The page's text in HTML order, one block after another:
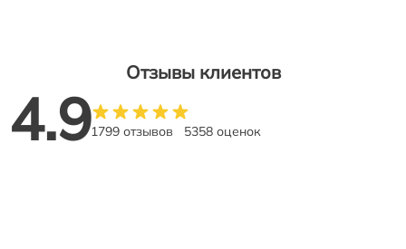
Отзывы клиентов
4.91799 отзывов 5358 оценок